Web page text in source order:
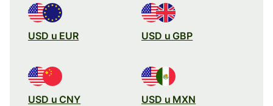
USD u EUR USD u GBP
USD u CNY USD u MXN